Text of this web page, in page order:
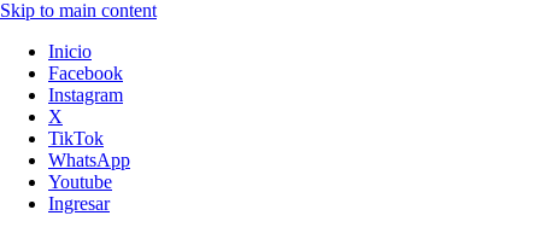
Skip to main content
Inicio
Facebook
Instagram
X
TikTok
WhatsApp
Youtube
Ingresar